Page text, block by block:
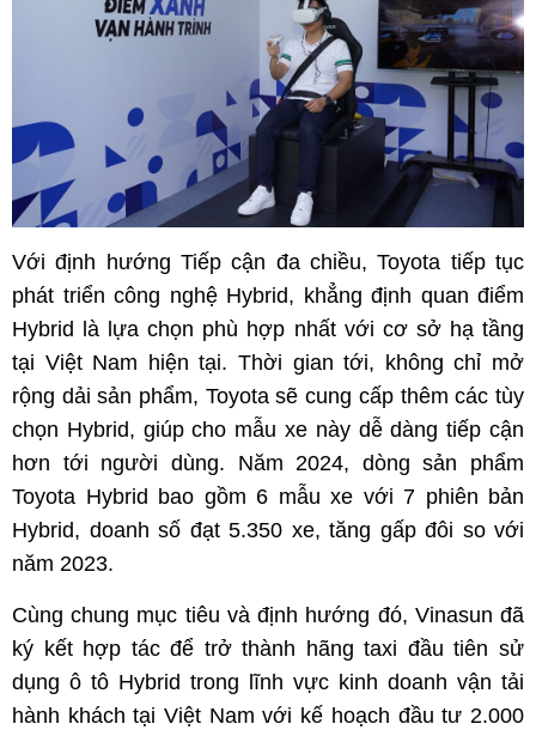
Với định hướng Tiếp cận đa chiều, Toyota tiếp tục
phát triển công nghệ Hybrid, khẳng định quan điểm
Hybrid là lựa chọn phù hợp nhất với cơ sở hạ tầng
tại Việt Nam hiện tại. Thời gian tới, không chỉ mở
rộng dải sản phẩm, Toyota sẽ cung cấp thêm các tùy
chọn Hybrid, giúp cho mẫu xe này dễ dàng tiếp cận
hơn tới người dùng. Năm 2024, dòng sản phẩm
Toyota Hybrid bao gồm 6 mẫu xe với 7 phiên bản
Hybrid, doanh số đạt 5.350 xe, tăng gấp đôi so với
năm 2023.
Cùng chung mục tiêu và định hướng đó, Vinasun đã
ký kết hợp tác để trở thành hãng taxi đầu tiên sử
dụng ô tô Hybrid trong lĩnh vực kinh doanh vận tải
hành khách tại Việt Nam với kế hoạch đầu tư 2.000